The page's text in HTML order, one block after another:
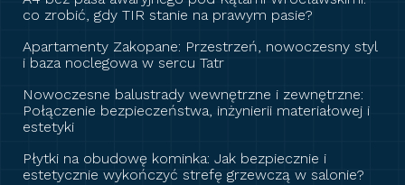
co zrobić, gdy TIR stanie na prawym pasie?
Apartamenty Zakopane: Przestrzeń, nowoczesny styl
i baza noclegowa w sercu Tatr
Nowoczesne balustrady wewnętrzne i zewnętrzne:
Połączenie bezpieczeństwa, inżynierii materiałowej i
estetyki
Płytki na obudowę kominka: Jak bezpiecznie i
estetycznie wykończyć strefę grzewczą w salonie?